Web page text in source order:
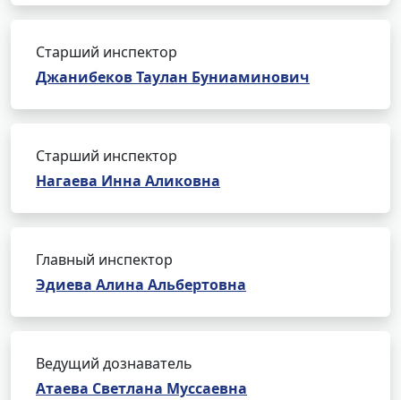
Старший инспектор
Джанибеков Таулан Буниаминович
Старший инспектор
Нагаева Инна Аликовна
Главный инспектор
Эдиева Алина Альбертовна
Ведущий дознаватель
Атаева Светлана Муссаевна